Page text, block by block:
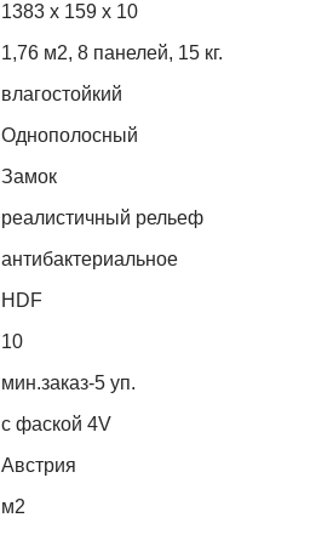
1383 х 159 x 10
1,76 м2, 8 панелей, 15 кг.
влагостойкий
Однополосный
Замок
реалистичный рельеф
антибактериальное
HDF
10
мин.заказ-5 уп.
с фаской 4V
Австрия
м2